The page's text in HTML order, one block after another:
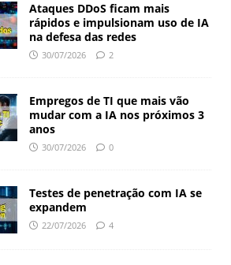
Ataques DDoS ficam mais
rápidos e impulsionam uso de IA
na defesa das redes
30/07/2026 2
Empregos de TI que mais vão
mudar com a IA nos próximos 3
anos
30/07/2026 0
Testes de penetração com IA se
expandem
22/07/2026 4